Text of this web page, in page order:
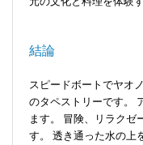
結論
スピードボートでヤオ
のタペストリーです。
ます。 冒険、リラクゼ
す。 透き通った水の上